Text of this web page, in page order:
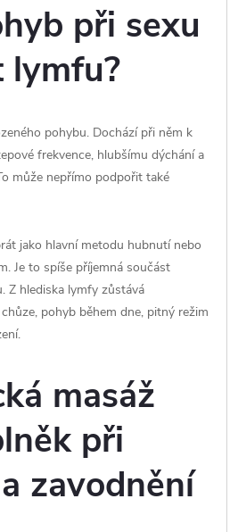
při sexu
lymfu?
pohybu. Dochází při něm k
frekvence, hlubšímu dýchání a
může nepřímo podpořit také
jako hlavní metodu hubnutí nebo
Je to spíše příjemná součást
Z hlediska lymfy zůstává
pohyb během dne, pitný režim
masáž
při
zavodnění